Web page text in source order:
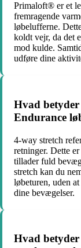
Primaloft® er et
fremragende
løbelufferne.
koldt vejr, da det
mod kulde.
udføre dine
Hvad
Endurance
4-way stretch
retninger. Dette
tillader fuld
stretch kan du
løbeturen, uden
dine bevægelser.
Hvad betyder